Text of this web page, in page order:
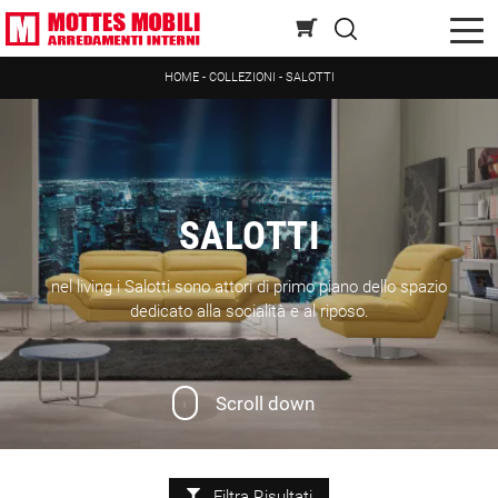
HOME- COLLEZIONI - SALOTTI
SALOTTI
nel living i Salotti sono attori di primo piano dello spazio
dedicato alla socialità e al riposo.
Scroll down